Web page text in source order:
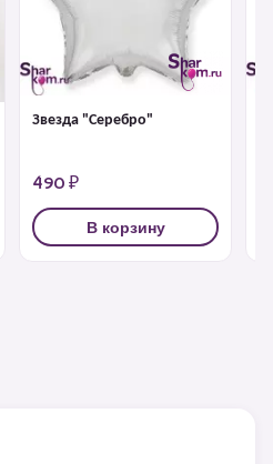
Звезда "Серебро"
490 ₽
В корзину